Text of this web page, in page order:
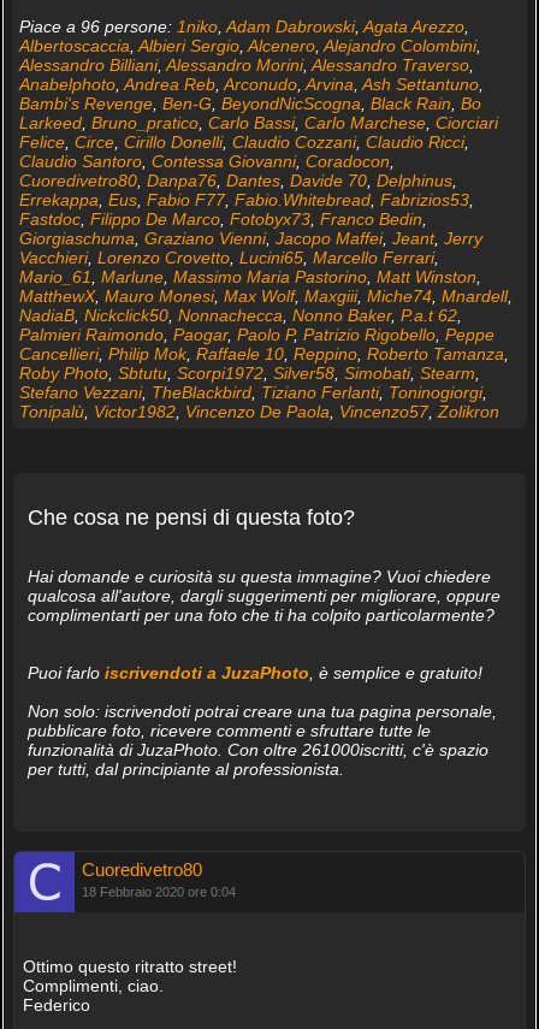
Piace a 96 persone: 1niko, Adam Dabrowski, Agata Arezzo,
Albertoscaccia Albieri Sergio, Alcenero, Alejandro Colombini,
Alessandro Billiani, Alessandro Morini, Alessandro Traverso,
Anabelphoto, Andrea Reb, Arconudo, Arvina Ash Settantuno,
Bambi's Revenge, Ben-G BeyondNicScogna Black Rain Bo
Larkeed, Bruno_pratico, Carlo Bassi, Carlo Marchese, Ciorciari
Felice, Circe, Cirillo Donelli, Claudio Cozzani, Claudio Ricci,
Claudio Santoro, Contessa Giovanni, Coradocon
Cuoredivetro80, Danpa76, Dantes, Davide 70, Delphinus,
Errekappa Eus, Fabio F77, Fabio.Whitebread, Fabrizios53,
Fastdoc, Filippo De Marco, Fotobyx73, Franco Bedin
Giorgiaschuma Graziano Vienni, Jacopo Maffei, Jeant, Jerry
Vacchieri, Lorenzo Crovetto, Lucini65, Marcello Ferrari,
Mario_61
Marlune, Massimo Maria Pastorino, Matt Winston
MatthewX, Mauro Monesi, Max Wolf, Maxgiii, Miche74, Mnardell,
NadiaB, Nickclick50, Nonnachecca Nonno Baker, P.a.t 62,
Palmieri Raimondo, Paogar, Paolo P, Patrizio Rigobello, Peppe
Cancellieri, Philip Mok, Raffaele 10, Reppino, Roberto Tamanza
Roby Photo, Sbtutu, Scorpi1972, Silver58, Simobati, Stearm
Stefano Vezzani, TheBlackbird, Tiziano Ferlanti, Toninogiorgi,
Tonipalù, Victor1982, Vincenzo De Paola Vincenzo57, Zolikron
Che cosa ne pensi di questa foto?
Hai domande e curiosità su questa immagine? Vuoi chiedere
qualcosa all'autore, dargli suggerimenti per migliorare, oppure
complimentarti per una foto che ti ha colpito particolarmente?
Puoi farlo iscrivendoti a JuzaPhoto, è semplice e gratuito!
Non solo: iscrivendoti potrai creare una tua pagina personale,
pubblicare foto, ricevere commenti e sfruttare tutte le
funzionalità di JuzaPhoto. Con oltre 261000iscritti, c'è spazio
per tutti, dal principiante al professionista.
Cuoredivetro80
18 Febbraio 2020 ore 0:04
Ottimo questo ritratto street!
Complimenti, ciao.
Federico